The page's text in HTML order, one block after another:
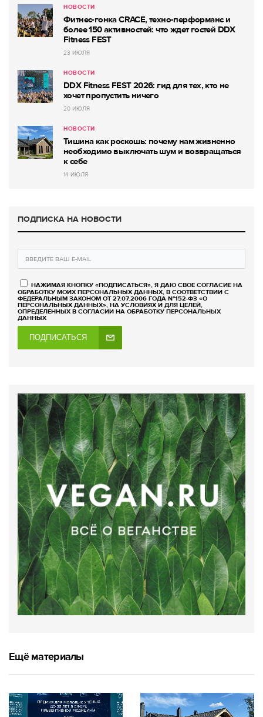
НОВОСТИ
Фитнес-гонка CRACE, техно-перформанс и
более 150 активностей: что ждет гостей DDX
Fitness FEST
23 ИЮЛЯ
НОВОСТИ
DDX Fitness FEST 2026: гид для тех, кто не
хочет пропустить ничего
20 ИЮЛЯ
НОВОСТИ
Тишина как роскошь: почему нам жизненно
необходимо выключать шум и возвращаться
к себе
14 ИЮЛЯ
ПОДПИСКА НА НОВОСТИ
НАЖИМАЯ КНОПКУ «ПОДПИСАТЬСЯ», Я ДАЮ СВОЕ СОГЛАСИЕ НА
ОБРАБОТКУ МОИХ ПЕРСОНАЛЬНЫХ ДАННЫХ, В СООТВЕТСТВИИ С
ФЕДЕРАЛЬНЫМ ЗАКОНОМ ОТ 27.07.2006 ГОДА №152-ФЗ «О
ПЕРСОНАЛЬНЫХ ДАННЫХ», НА УСЛОВИЯХ И ДЛЯ ЦЕЛЕЙ,
ОПРЕДЕЛЕННЫХ В СОГЛАСИИ НА ОБРАБОТКУ ПЕРСОНАЛЬНЫХ
ДАННЫХ
ПОДПИСАТЬСЯ
Ещё материалы